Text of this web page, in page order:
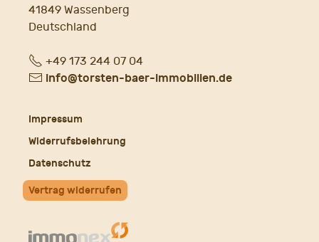
41849 Wassenberg
Deutschland
Fon+49 173 244 07 04
E- info@torsten-baer-immobilien.de
Impressum
Widerrufsbelehrung
Datenschutz
Vertrag widerrufen